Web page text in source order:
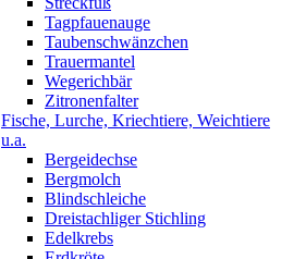
Tagpfauenauge
Taubenschwänzchen
Trauermantel
Wegerichbär
Zitronenfalter
Fische, Lurche, Kriechtiere, Weichtiere
u.a.
Bergeidechse
Bergmolch
Blindschleiche
Dreistachliger Stichling
Edelkrebs